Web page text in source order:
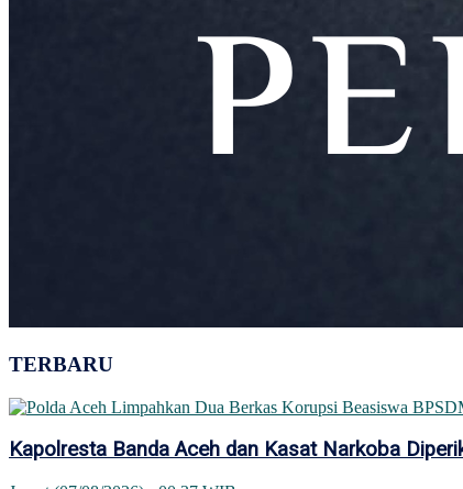
TERBARU
Kapolresta Banda Aceh dan Kasat Narkoba